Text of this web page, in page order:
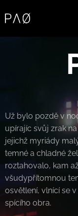
Už bylo pozdě v
upírajíc svůj zrak
jejichž myriády
temné a chladné
roztahovalo, kam
všudypřítomnou
osvětlení, vlnící se
spícího obra.